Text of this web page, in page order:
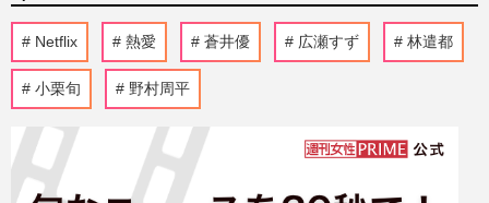
Netflix 熱愛 蒼井優 広瀬すず 林遣都
小栗旬 野村周平